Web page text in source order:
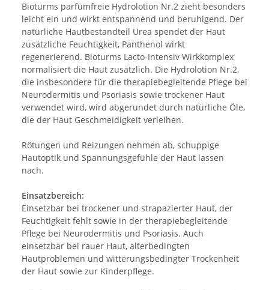
Bioturms parfümfreie Hydrolotion Nr.2 zieht besonders
leicht ein und wirkt entspannend und beruhigend. Der
natürliche Hautbestandteil Urea spendet der Haut
zusätzliche Feuchtigkeit, Panthenol wirkt
regenerierend. Bioturms Lacto-Intensiv Wirkkomplex
normalisiert die Haut zusätzlich. Die Hydrolotion Nr.2,
die insbesondere für die therapiebegleitende Pflege bei
Neurodermitis und Psoriasis sowie trockener Haut
verwendet wird, wird abgerundet durch natürliche Öle,
die der Haut Geschmeidigkeit verleihen.
Rötungen und Reizungen nehmen ab, schuppige
Hautoptik und Spannungsgefühle der Haut lassen
nach.
Einsatzbereich:
Einsetzbar bei trockener und strapazierter Haut, der
Feuchtigkeit fehlt sowie in der therapiebegleitende
Pflege bei Neurodermitis und Psoriasis. Auch
einsetzbar bei rauer Haut, alterbedingten
Hautproblemen und witterungsbedingter Trockenheit
der Haut sowie zur Kinderpflege.